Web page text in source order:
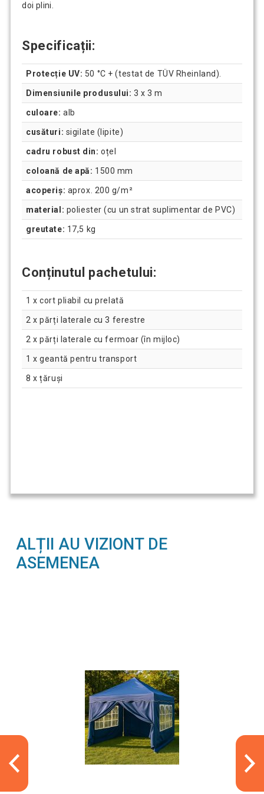
doi plini.
Specificații:
Protecție UV: 50 °C + (testat de TÜV Rheinland).
Dimensiunile produsului: 3 x 3 m
culoare: alb
cusături: sigilate (lipite)
cadru robust din: oțel
coloană de apă: 1500 mm
acoperiș: aprox. 200 g/m²
material: poliester (cu un strat suplimentar de PVC)
greutate: 17,5 kg
Conținutul pachetului:
1 x cort pliabil cu prelată
2 x părți laterale cu 3 ferestre
2 x părți laterale cu fermoar (în mijloc)
1 x geantă pentru transport
8 x țăruși
ALȚII AU VIZIONT DE
ASEMENEA